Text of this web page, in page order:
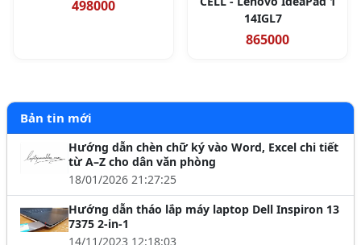
498000
14IGL7
865000
Bản tin mới
Hướng dẫn chèn chữ ký vào Word, Excel chi tiết
từ A–Z cho dân văn phòng
18/01/2026 21:27:25
Hướng dẫn tháo lắp máy laptop Dell Inspiron 13
7375 2-in-1
14/11/2023 12:18:03